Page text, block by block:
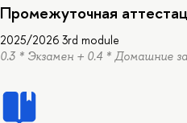
Промежуточная
2025/2026 3rd module
0.3 * Экзамен + 0.4 * Домашние